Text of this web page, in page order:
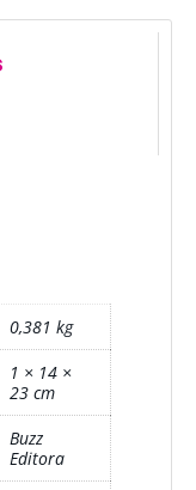
0,381 kg
1 × 14 ×
23 cm
Buzz
Editora